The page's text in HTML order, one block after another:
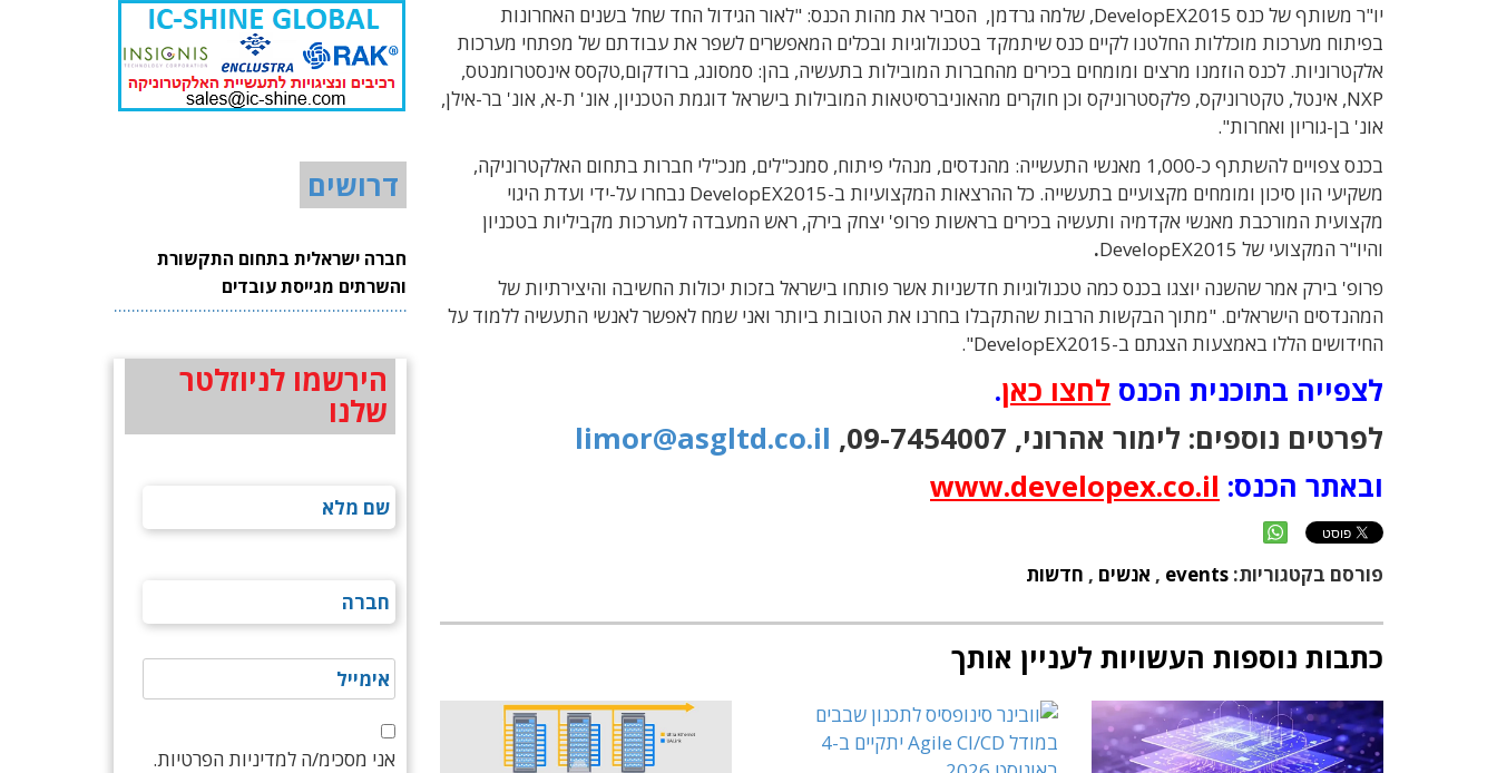
יו"ר משותף של כנס DevelopEX2015, שלמה גרדמן, הסביר את מהות הכנס: "לאור הגידול החד שחל בשנים האחרונות
בפיתוח מערכות מוכללות החלטנו לקיים כנס שיתמקד בטכנולוגיות ובכלים המאפשרים לשפר את עבודתם של מפתחי מערכות
אלקטרוניות. לכנס הוזמנו מרצים ומומחים בכירים מהחברות המובילות בתעשיה, בהן: סמסונג, ברודקום,טקסס אינסטרומנטס,
NXP, אינטל, טקטרוניקס, פלקסטרוניקס וכן חוקרים מהאוניברסיטאות המובילות בישראל דוגמת הטכניון, אונ' ת-א, אונ' בר-אילן,
אונ' בן-גוריון ואחרות".
בכנס צפויים להשתתף כ-1,000 מאנשי התעשייה: מהנדסים, מנהלי פיתוח, סמנכ"לים, מנכ"לי חברות בתחום האלקטרוניקה,
משקיעי הון סיכון ומומחים מקצועיים בתעשייה. כל ההרצאות המקצועיות ב-DevelopEX2015 נבחרו על-ידי ועדת היגוי
מקצועית המורכבת מאנשי אקדמיה ותעשיה בכירים בראשות פרופ' יצחק בירק, ראש המעבדה למערכות מקביליות בטכניון
והיו"ר המקצועי של DevelopEX2015
.
פרופ' בירק אמר שהשנה יוצגו בכנס כמה טכנולוגיות חדשניות אשר פותחו בישראל בזכות יכולות החשיבה והיצירתיות של
המהנדסים הישראלים. "מתוך הבקשות הרבות שהתקבלו בחרנו את הטובות ביותר ואני שמח לאפשר לאנשי התעשיה ללמוד על
החידושים הללו באמצעות הצגתם ב-DevelopEX2015".
לצפייה בתוכנית הכנס לחצו כאן.
לפרטים נוספים: לימור אהרוני, 09-7454007,
limor@asgltd.co.il
ובאתר הכנס: www.developex.co.il
פורסם בקטגוריות: events
, אנשים , חדשות
כתבות נוספות העשויות לעניין אותך
דרושים
חברה ישראלית בתחום התקשורת
והשרתים מגייסת עובדים
הירשמו לניוזלטר
שלנו
אני מסכימ/ה למדיניות הפרטיות.